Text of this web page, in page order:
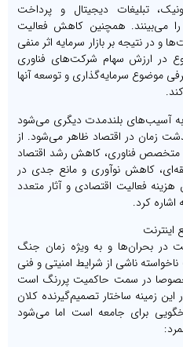
تبلیغات دیجیتال و پرداخت
را می‌بینند. همچنین کاهش فعالیت
و در نتیجه بر بازار سرمایه اثر منفی
در ارزش سهام شرکت‌های فناوری
موضوع سرمایه‌گذاری و توسعه آنها
آسیب‌های بلندمدت دیگری می‌شود
زمان در اقتصاد ظاهر می‌شود. از
متخصص فناوری، کاهش رشد اقتصاد
کاهش نوآوری و مانع جدی در
فعالیت اقتصادی و آثار متعدد
اشاره کرد.
اینترنت
در بحران‌ها و به ویژه زمان جنگ
ناشی از شرایط امنیتی و فنی
در سمت حاکمیت پررنگ است
زمینه ساختار تصمیم‌گیرنده کلان
برای جامعه است اما می‌شود